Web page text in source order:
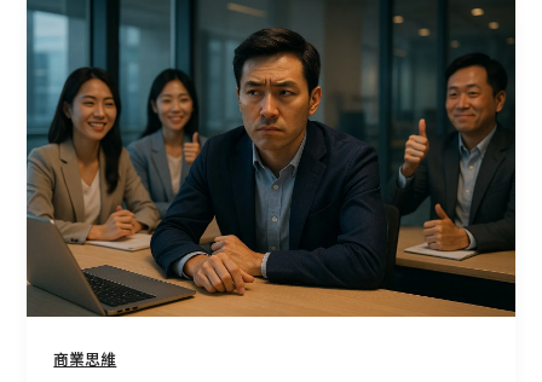
商業思維
識
陷
阱：
別
急
著
同
意，
那
可
能